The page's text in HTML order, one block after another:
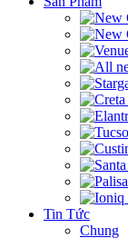
Tin Tức
Chung